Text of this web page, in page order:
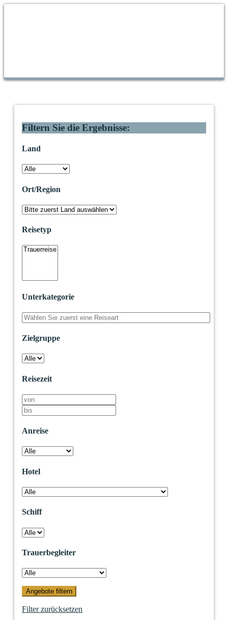
Filtern Sie die Ergebnisse:
Land
Ort/Region
Reisetyp
Unterkategorie
Zielgruppe
Reisezeit
Anreise
Hotel
Schiff
Trauerbegleiter
Filter zurücksetzen